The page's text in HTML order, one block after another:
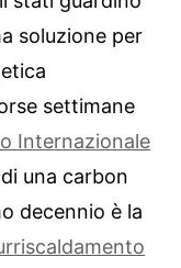
soluzione per
settimane
Internazionale
una carbon
decennio è la